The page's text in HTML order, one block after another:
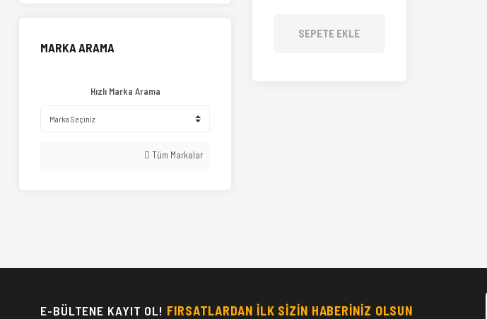
MARKA ARAMA
Hızlı Marka Arama
Tüm Markalar
SEPETE EKLE
E-BÜLTENE KAYIT OL! FIRSATLARDAN İLK SİZİN HABERİNİZ OLSUN